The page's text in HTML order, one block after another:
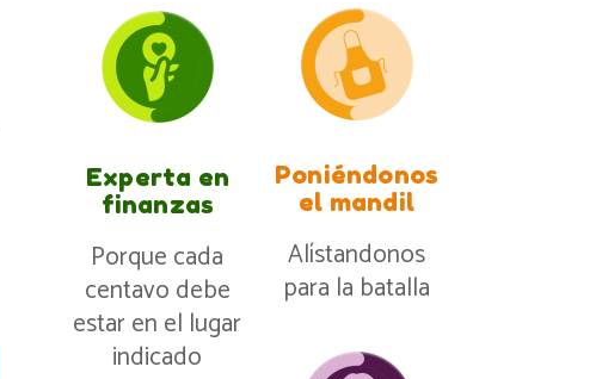
Experta en
finanzas
Porque cada
centavo debe
estar en el lugar
indicado
Poniéndonos
el mandil
Alístandonos
para la batalla